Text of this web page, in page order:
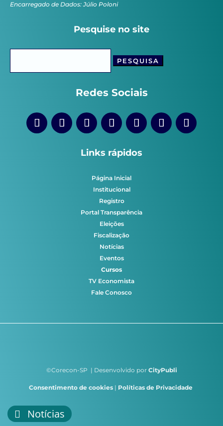
Encarregado de Dados: Júlio Poloni
Pesquise no site
Redes Sociais
Links rápidos
Página Inicial
Institucional
Registro
Portal Transparência
Eleições
Fiscalização
Notícias
Eventos
Cursos
TV Economista
Fale Conosco
©Corecon-SP | Desenvolvido por CityPubli
Consentimento de cookies | Políticas de Privacidade
Notícias